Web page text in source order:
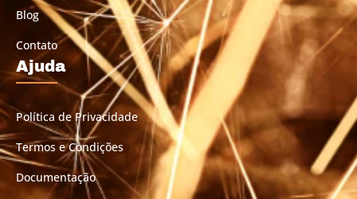
Blog
Contato
Ajuda
Política de Privacidade
Termos e Condições
Documentação